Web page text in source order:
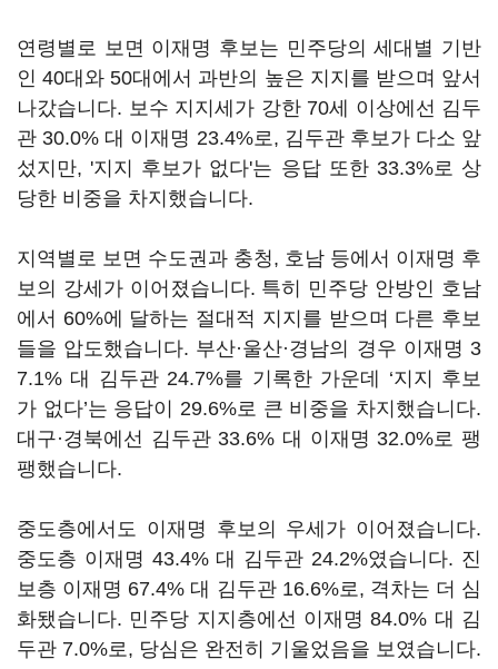
연령별로 보면 이재명 후보는 민주당의 세대별 기반
인 40대와 50대에서 과반의 높은 지지를 받으며 앞서
나갔습니다. 보수 지지세가 강한 70세 이상에선 김두
관 30.0% 대 이재명 23.4%로, 김두관 후보가 다소 앞
섰지만, '지지 후보가 없다'는 응답 또한 33.3%로 상
당한 비중을 차지했습니다.
지역별로 보면 수도권과 충청, 호남 등에서 이재명 후
보의 강세가 이어졌습니다. 특히 민주당 안방인 호남
에서 60%에 달하는 절대적 지지를 받으며 다른 후보
들을 압도했습니다. 부산·울산·경남의 경우 이재명 3
7.1% 대 김두관 24.7%를 기록한 가운데 ‘지지 후보
가 없다’는 응답이 29.6%로 큰 비중을 차지했습니다.
대구·경북에선 김두관 33.6% 대 이재명 32.0%로 팽
팽했습니다.
중도층에서도 이재명 후보의 우세가 이어졌습니다.
중도층 이재명 43.4% 대 김두관 24.2%였습니다. 진
보층 이재명 67.4% 대 김두관 16.6%로, 격차는 더 심
화됐습니다. 민주당 지지층에선 이재명 84.0% 대 김
두관 7.0%로, 당심은 완전히 기울었음을 보였습니다.